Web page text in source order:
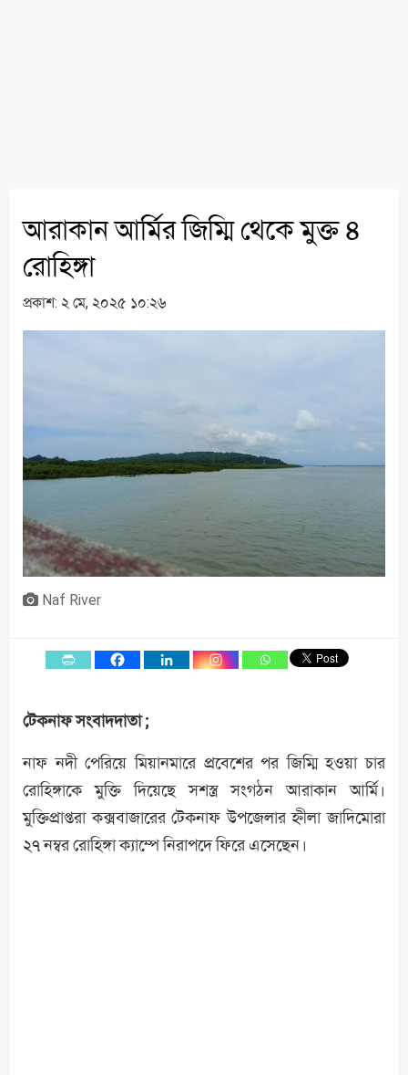
আরাকান আর্মির জিম্মি থেকে মুক্ত ৪
রোহিঙ্গা
প্রকাশ: ২ মে, ২০২৫ ১০:২৬
Naf River
টেকনাফ সংবাদদাতা ;
নাফ নদী পেরিয়ে মিয়ানমারে প্রবেশের পর জিম্মি হওয়া চার
রোহিঙ্গাকে মুক্তি দিয়েছে সশস্ত্র সংগঠন আরাকান আর্মি।
মুক্তিপ্রাপ্তরা কক্সবাজারের টেকনাফ উপজেলার হ্নীলা জাদিমোরা
২৭ নম্বর রোহিঙ্গা ক্যাম্পে নিরাপদে ফিরে এসেছেন।